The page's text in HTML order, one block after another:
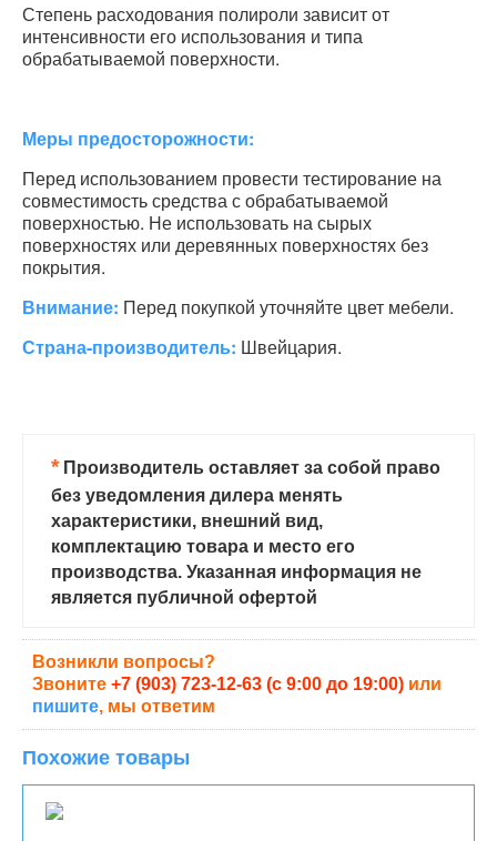
Степень расходования полироли зависит от
интенсивности его использования и типа
обрабатываемой поверхности.
Меры предосторожности:
Перед использованием провести тестирование на
совместимость средства с обрабатываемой
поверхностью. Не использовать на сырых
поверхностях или деревянных поверхностях без
покрытия.
Внимание: Перед покупкой уточняйте цвет мебели.
Страна-производитель: Швейцария.
*Производитель оставляет за собой право
без уведомления дилера менять
характеристики, внешний вид,
комплектацию товара и место его
производства. Указанная информация не
является публичной офертой
Возникли вопросы?
Звоните +7 (903) 723-12-63 (с 9:00 до 19:00) или
пишите, мы ответим
Похожие товары